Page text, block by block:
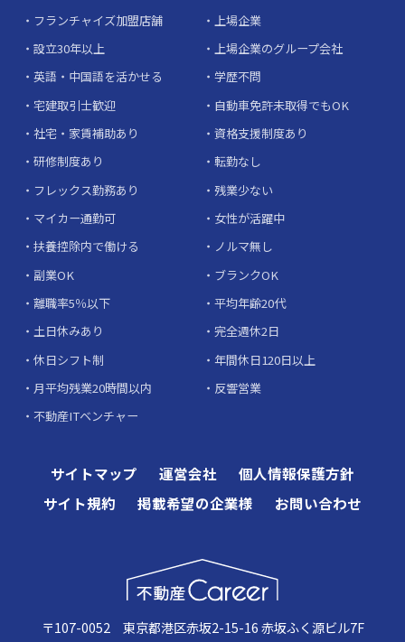
フランチャイズ加盟店舗
上場企業
設立30年以上
上場企業のグループ会社
英語・中国語を活かせる
学歴不問
宅建取引士歓迎
自動車免許未取得でもOK
社宅・家賃補助あり
資格支援制度あり
研修制度あり
転勤なし
フレックス勤務あり
残業少ない
マイカー通勤可
女性が活躍中
扶養控除内で働ける
ノルマ無し
副業OK
ブランクOK
離職率5％以下
平均年齢20代
土日休みあり
完全週休2日
休日シフト制
年間休日120日以上
月平均残業20時間以内
反響営業
不動産ITベンチャー
サイトマップ 運営会社
個人情報保護方針
サイト規約
掲載希望の企業様 お問い合わせ
〒107-0052 東京都港区赤坂2-15-16 赤坂ふく源ビル7F